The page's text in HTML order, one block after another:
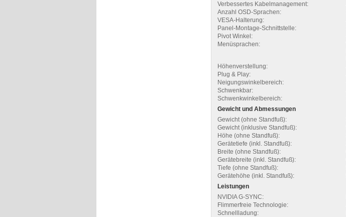
Verbessertes Kabelmanagement:
Anzahl OSD-Sprachen:
VESA-Halterung:
Panel-Montage-Schnittstelle:
Pivot Winkel:
Menüsprachen:
Höhenverstellung:
Plug & Play:
Neigungswinkelbereich:
Schwenkbar:
Schwenkwinkelbereich:
Gewicht und Abmessungen
Gewicht (ohne Standfuß):
Gewicht (inklusive Standfuß):
Höhe (ohne Standfuß):
Gerätetiefe (inkl. Standfuß):
Breite (ohne Standfuß):
Gerätebreite (inkl. Standfuß):
Tiefe (ohne Standfuß):
Gerätehöhe (inkl. Standfuß):
Leistungen
NVIDIA G-SYNC:
Flimmerfreie Technologie:
Schnellladung: